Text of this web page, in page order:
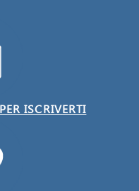
ISCRIVERTI